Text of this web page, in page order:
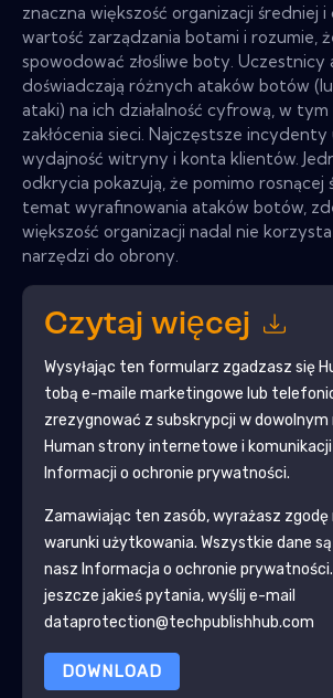
znaczna większość organizacji średniej
wartość zarządzania botami i rozumie,
spowodować złośliwe boty. Uczestnicy
doświadczają różnych ataków botów
ataki) na ich działalność cyfrową, w
zakłócenia sieci. Najczęstsze incydenty
wydajność witryny i konta klientów.
odkrycia pokazują, że pomimo rosnącej
temat wyrafinowania ataków botów,
większość organizacji nadal nie
narzędzi do obrony.
Czytaj więcej
Wysyłając ten formularz zgadzasz się
tobą e-maile marketingowe lub
zrezygnować z subskrypcji w dowolnym
Human strony internetowe i komunikacji
Informacji o ochronie prywatności.
Zamawiając ten zasób, wyrażasz zgodę
warunki użytkowania. Wszystkie dane
nasz Informacja o ochronie prywatności
jeszcze jakieś pytania, wyślij e-mail
dataprotection@techpublishhub.com
DOWNLOAD